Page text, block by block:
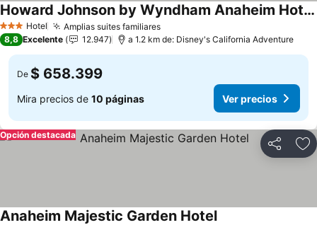
3 Estrellas
Hotel Amplias suites familiares
Howard Johnson by Wyndham Anaheim Hotel & Water Playground
8,8 Excelente 12.947 a 1.2 km de: Disney's California Adventure
De $ 658.399
Mira precios de 10 páginas Ver precios
Compartir
Opción destacada
Anaheim Majestic Garden Hotel